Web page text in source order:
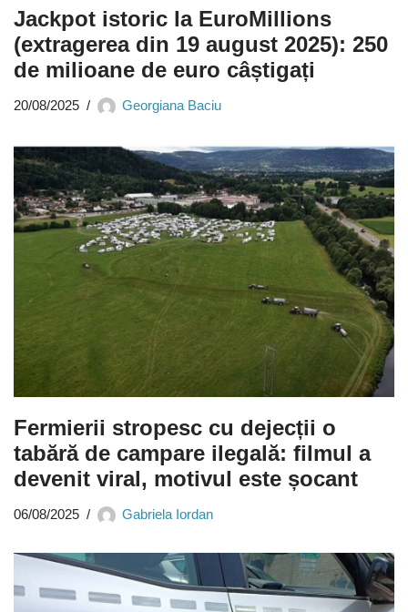
Jackpot istoric la EuroMillions
(extragerea din 19 august 2025): 250
de milioane de euro câștigați
20/08/2025 Georgiana Baciu
Fermierii stropesc cu dejecții o
tabără de campare ilegală: filmul a
devenit viral, motivul este șocant
06/08/2025 Gabriela Iordan